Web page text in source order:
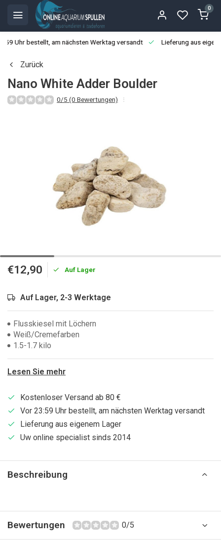
0
Uhr bestellt, am nächsten Werktag versandt Lieferung aus
Zurück
Nano White Adder Boulder
0/5 (0 Bewertungen)
€12,90 Auf Lager
Auf Lager, 2-3 Werktage
Flusskiesel mit Löchern
Weiß/Cremefarben
1.5-1.7 kilo
Lesen Sie mehr
Kostenloser Versand ab 80 €
Vor 23:59 Uhr bestellt, am nächsten Werktag versandt
Lieferung aus eigenem Lager
Uw online specialist sinds 2014
Beschreibung
Bewertungen 0/5